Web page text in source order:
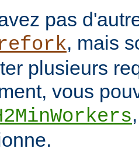
pas
, mais
plusieurs
vous